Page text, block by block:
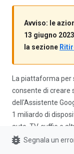
Avviso: le
13 giugno
la sezione
La piattaforma
consente di
dell'Assistente
1 miliardo di
auto, TV, cuffie e
l'assistente per
bug_report Segnala un